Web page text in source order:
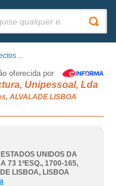
...
oferecida por
Unipessoal, Lda
ALVALADE LISBOA
UNIDOS DA
73 1ºESQ., 1700-165,
LISBOA, LISBOA